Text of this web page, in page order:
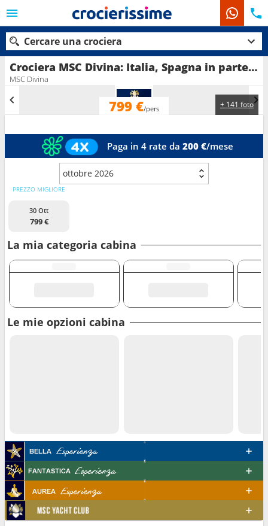
Crociera MSC Divina: Italia, Spagna in partenza da Civitavecchia - Roma
MSC Divina
+ 141 foto
799 €/pers
Paga in 4 rate da 200 €/mese
ottobre 2026
PREZZO MIGLIORE
30 Ott
799 €
La mia categoria cabina
Le mie opzioni cabina
Cercare una crociera
Le nostre destinazioni
Mesi di partenza
Porti Compagnie